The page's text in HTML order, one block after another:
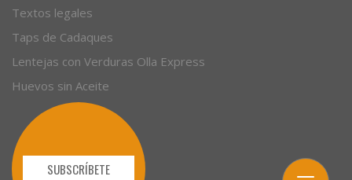
Textos legales
Taps de Cadaques
Lentejas con Verduras Olla Express
Huevos sin Aceite
SUBSCRÍBETE